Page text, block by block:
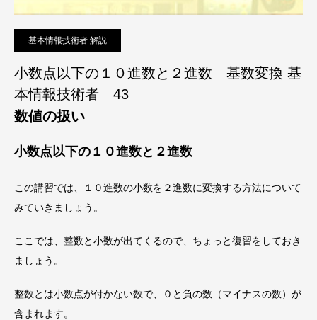
基本情報技術者 解説
小数点以下の１０進数と２進数 基数変換 基
本情報技術者 43
数値の扱い
小数点以下の１０進数と２進数
この講習では、１０進数の小数を２進数に変換する方法について
みていきましょう。
ここでは、整数と小数が出てくるので、ちょっと復習をしておき
ましょう。
整数とは小数点が付かない数で、０と負の数（マイナスの数）が
含まれます。